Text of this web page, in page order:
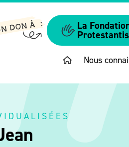
La
Nous